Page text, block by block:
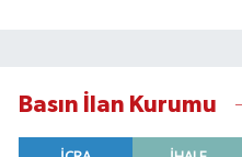
Basın İlan Kurumu